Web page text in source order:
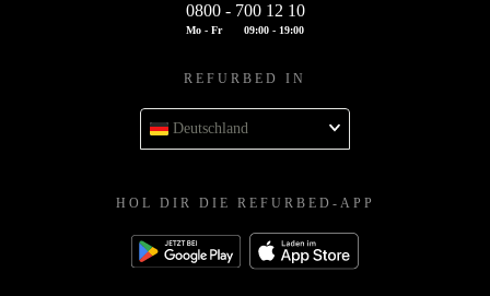
0800 - 700 12 10
Mo - Fr 09:00 - 19:00
REFURBED IN
Deutschland
HOL DIR DIE REFURBED-APP